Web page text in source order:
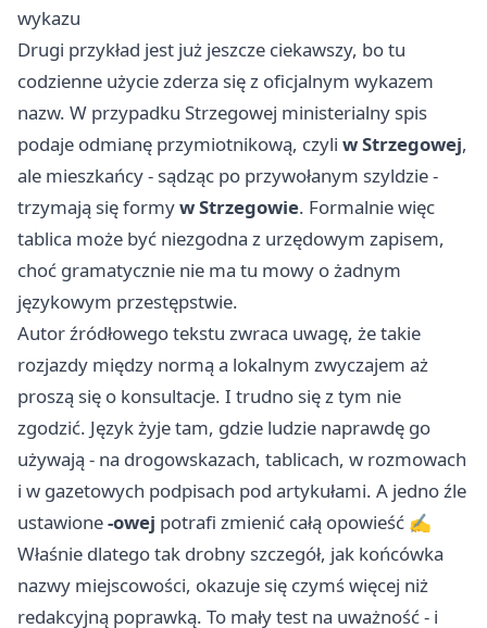
wykazu
Drugi przykład jest już jeszcze ciekawszy, bo tu
codzienne użycie zderza się z oficjalnym wykazem
nazw. W przypadku Strzegowej ministerialny spis
podaje odmianę przymiotnikową, czyli w Strzegowej,
ale mieszkańcy - sądząc po przywołanym szyldzie -
trzymają się formyw Strzegowie. Formalnie więc
tablica może być niezgodna z urzędowym zapisem,
choć gramatycznie nie ma tu mowy o żadnym
językowym przestępstwie.
Autor źródłowego tekstu zwraca uwagę, że takie
rozjazdy między normą a lokalnym zwyczajem aż
proszą się o konsultacje. I trudno się z tym nie
zgodzić. Język żyje tam, gdzie ludzie naprawdę go
używają - na drogowskazach, tablicach, w rozmowach
i w gazetowych podpisach pod artykułami. A jedno źle
ustawione-owej potrafi zmienić całą opowieść ✍️
Właśnie dlatego tak drobny szczegół, jak końcówka
nazwy miejscowości, okazuje się czymś więcej niż
redakcyjną poprawką. To mały test na uważność - i